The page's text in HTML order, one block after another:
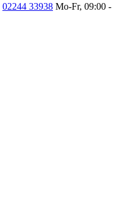
02244 33938 Mo-Fr, 09:00 -